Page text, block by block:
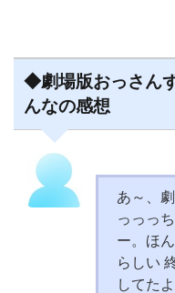
◆劇場版おっさん
んなの感想
あ～、
っっっ
ー。ほ
らしい
してた